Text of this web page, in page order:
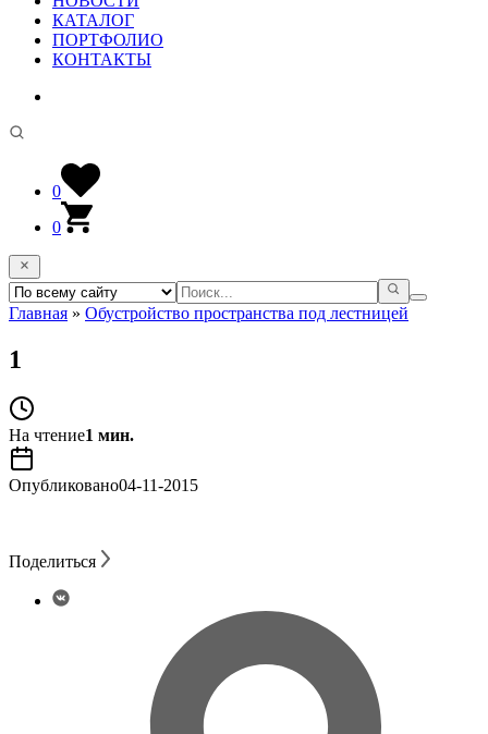
КАТАЛОГ
ПОРТФОЛИО
КОНТАКТЫ
0
0
Главная » Обустройство пространства под лестницей
1
На чтение1 мин.
Опубликовано04-11-2015
Поделиться